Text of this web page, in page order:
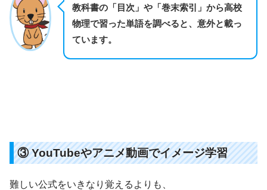
教科書の「目次」や「巻末索引」から高校
物理で習った単語を調べると、意外と載っ
ています。
③ YouTubeやアニメ動画でイメージ学習
難しい公式をいきなり覚えるよりも、